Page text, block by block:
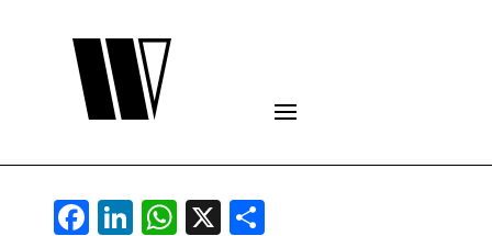
Facebook
LinkedIn
WhatsApp
X